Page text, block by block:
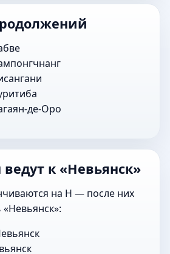
де-Оро
к «Невьянск»
на Н — после них